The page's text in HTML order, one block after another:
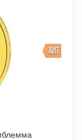
ХИТ
в Казани 10 рублей 2013 Эмблемма